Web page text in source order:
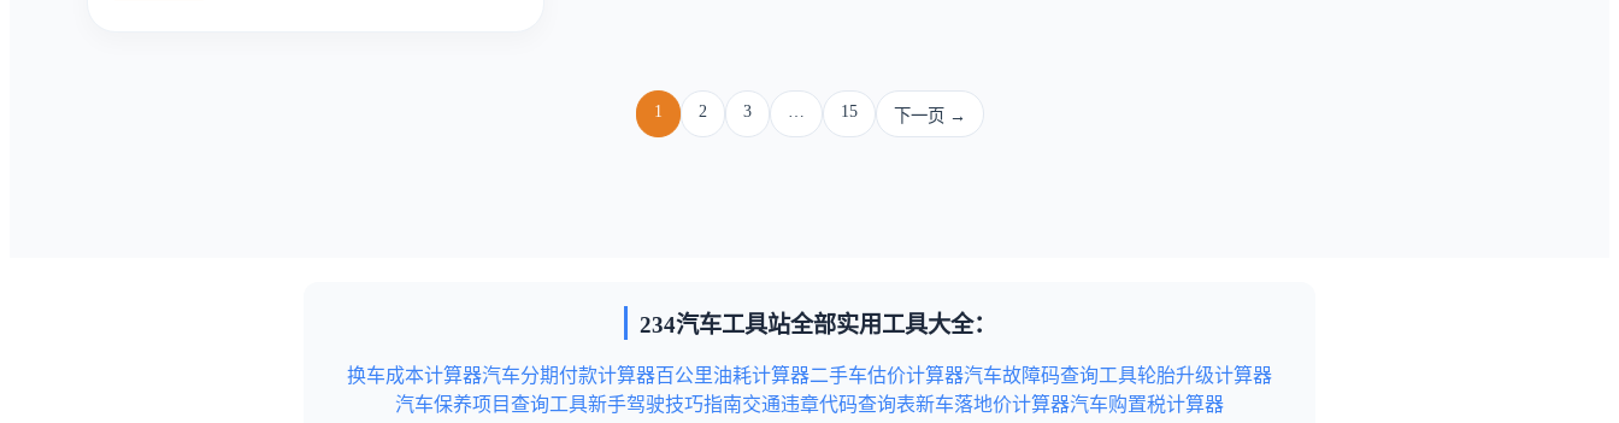
1 2 3 15 下一页 →
234汽车工具站全部实用工具大全：
换车成本计算器汽车分期付款计算器百公里油耗计算器二手车估价计算器汽车故障码查询工具轮胎升级计算器
汽车保养项目查询工具新手驾驶技巧指南交通违章代码查询表新车落地价计算器汽车购置税计算器